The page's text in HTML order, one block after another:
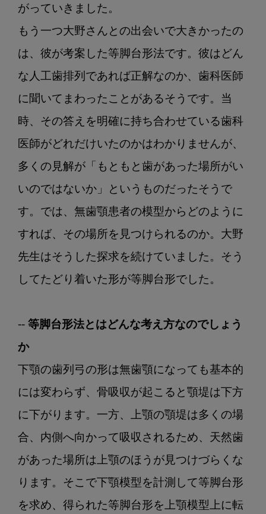
がっていきました。
もう一つ大野さんとの出会いで大きかったの
は、彼が考案した等脚台形法です。彼はどん
な人工歯排列であれば正解なのか、歯科医師
に聞いてまわったことがあるそうです。当
時、その答えを明確に持ち合わせている歯科
医師がどれだけいたのかはわかりませんが、
多くの見解が「もともと歯があった場所がい
いのではないか」というものだったそうで
す。では、無歯顎患者の模型からどのように
すれば、その場所を見つけられるのか。大野
先生はそうした探求を続けていました。そう
してたどり着いた形が等脚台形でした。
-- 等脚台形法とはどんな考え方なのでしょう
か
下顎の歯列弓の形は無歯顎になっても基本的
には変わらず、骨吸収が起こると顎堤は下方
に下がります。一方、上顎の顎堤は多くの場
合、内側へ向かって吸収されるため、天然歯
があった場所は上顎のほうが見つけづらくな
ります。そこで下顎模型を計測して等脚台形
を求め、得られた等脚台形を上顎模型上に転